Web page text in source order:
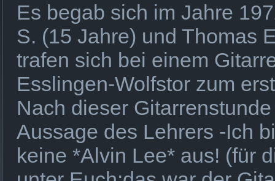
Es begab sich im Jahre
S. (15 Jahre) und Thomas
trafen sich bei einem
Esslingen-Wolfstor zum
Nach dieser
Aussage des Lehrers -Ich
keine *Alvin Lee* aus! (für